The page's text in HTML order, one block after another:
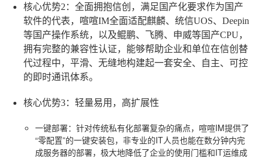
核心优势2：全面拥抱信创，满足国产化要求作为国产
软件的代表，喧喧IM全面适配麒麟、统信UOS、Deepin
等国产操作系统，以及鲲鹏、飞腾、申威等国产CPU，
拥有完整的兼容性认证，能够帮助企业和单位在信创替
代过程中，平滑、无缝地构建起一套安全、自主、可控
的即时通讯体系。
核心优势3：轻量易用，高扩展性
一键部署：针对传统私有化部署复杂的痛点，喧喧IM提供了
“零配置”的一键安装包，非专业的IT人员也能在数分钟内完
成服务器的部署，极大地降低了企业的使用门槛和IT运维成